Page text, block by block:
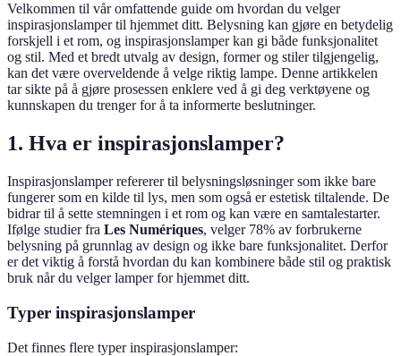
Velkommen til vår omfattende guide om hvordan du velger
inspirasjonslamper til hjemmet ditt. Belysning kan gjøre en betydelig
forskjell i et rom, og inspirasjonslamper kan gi både funksjonalitet
og stil. Med et bredt utvalg av design, former og stiler tilgjengelig,
kan det være overveldende å velge riktig lampe. Denne artikkelen
tar sikte på å gjøre prosessen enklere ved å gi deg verktøyene og
kunnskapen du trenger for å ta informerte beslutninger.
1. Hva er inspirasjonslamper?
Inspirasjonslamper refererer til belysningsløsninger som ikke bare
fungerer som en kilde til lys, men som også er estetisk tiltalende. De
bidrar til å sette stemningen i et rom og kan være en samtalestarter.
Ifølge studier fra Les Numériques, velger 78% av forbrukerne
belysning på grunnlag av design og ikke bare funksjonalitet. Derfor
er det viktig å forstå hvordan du kan kombinere både stil og praktisk
bruk når du velger lamper for hjemmet ditt.
Typer inspirasjonslamper
Det finnes flere typer inspirasjonslamper: